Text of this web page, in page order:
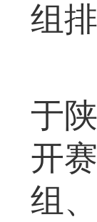
组
于
开
组